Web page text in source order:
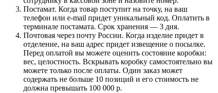
Постамат. Когда товар поступит на точку, на ваш
телефон или e-mail придет уникальный код. Оплатить в
терминале постамата. Срок хранения — 3 дня.
Почтовая через почту России. Когда изделие придет в
отделение, на ваш адрес придет извещение о посылке.
Перед оплатой вы можете оценить состояние коробки:
вес, целостность. Вскрывать коробку самостоятельно вы
можете только после оплаты. Один заказ может
содержать не больше 10 позиций и его стоимость не
должна превышать 100 000 р.